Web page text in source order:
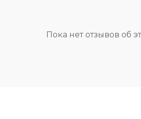
Пока нет отзывов об